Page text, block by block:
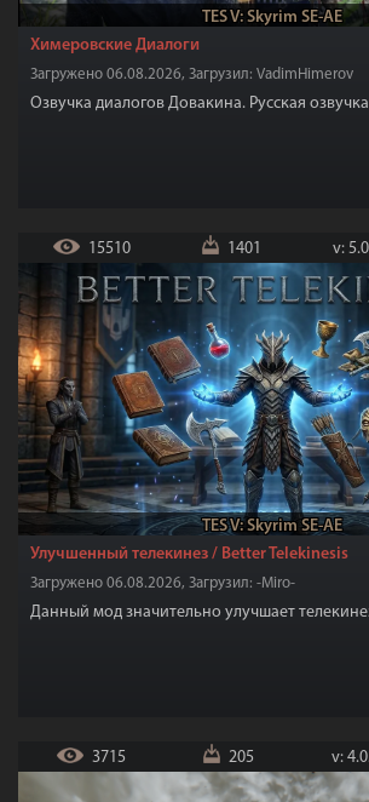
TES V: Skyrim SE-AE
Химеровские Диалоги
Загружено 06.08.2026, Загрузил: VadimHimerov
Озвучка диалогов Довакина. Русская
TES V: Skyrim SE-AE
15510 1401 v:
Улучшенный телекинез / Better Telekinesis
Загружено 06.08.2026, Загрузил: -Miro-
Данный мод значительно улучшает
3715 205 v: